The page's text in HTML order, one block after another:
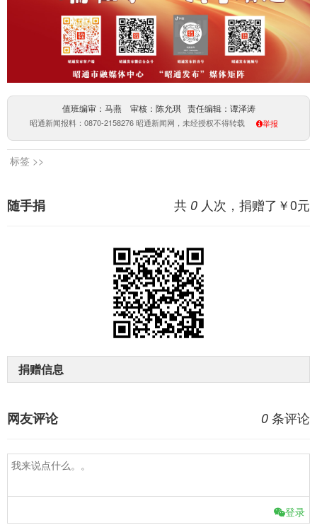
值班编审：马燕 审核：陈允琪 责任编辑：谭泽涛
昭通新闻报料：0870-2158276 昭通新闻网，未经授权不得转载 举报
标签 >>
共 0 人次，捐赠了￥0元
随手捐
捐赠信息
0 条评论
网友评论
登录